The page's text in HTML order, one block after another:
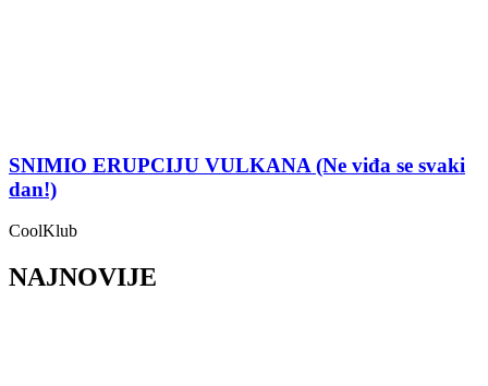
SNIMIO ERUPCIJU VULKANA (Ne viđa se svaki
dan!)
CoolKlub
NAJNOVIJE